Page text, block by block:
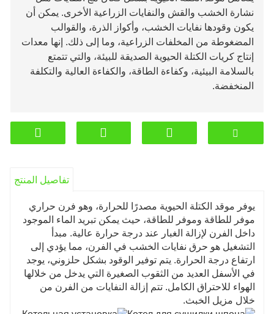
نشارة الخشب والقش والنفايات الزراعية الأخرى. يمكن أن
يكون وقودها نفايات الخشب، وأكواز الذرة، والقوالب
المضغوطة من المخلفات الزراعية، وما إلى ذلك. إنها معدات
إنتاج كريات الكتلة الحيوية الصديقة للبيئة، والتي تتمتع
بالسلامة البيئية، وكفاءة الطاقة، والكفاءة العالية والتكلفة
المنخفضة.
تفاصيل المنتج
يوفر موقد الكتلة الحيوية مصدرًا للحرارة، وهو فرن حراري
موفر للطاقة وموفر للطاقة، حيث يمكن تبريد الماء الموجود
داخل الفرن لإزالة الغبار عند درجة حرارة عالية. مبدأ
التشغيل هو حرق نفايات الخشب في الفرن، مما يؤدي إلى
ارتفاع درجة الحرارة. يتم توفير الوقود بشكل حلزوني، يوجد
في الأسفل العديد من الثقوب الصغيرة التي يدخل من خلالها
الهواء للاحتراق الكامل. تتم إزالة النفايات من الفرن من
خلال مزيل الخبث.